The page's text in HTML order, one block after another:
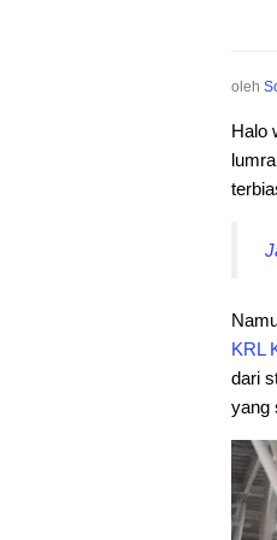
oleh
Halo
KRL
dari
yang